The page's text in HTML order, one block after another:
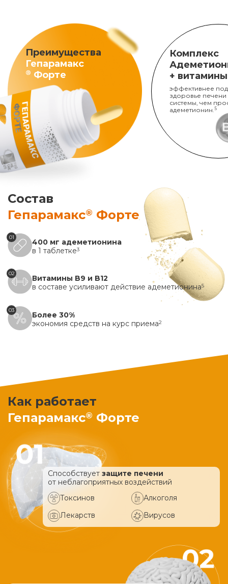
Преимущества
Гепарамакс
® Форте
Комплекс
+
эффективнее
здоровье печени
системы, чем
адеметионин. 5
Состав
Гепарамакс® Форте
01
400 мг адеметионина
в 1 таблетке3
02
Витамины B9 и B12
в составе усиливают действие адеметионина5
03
Более 30%
экономия средств на курс приема2
Как работает
Гепарамакс® Форте
Способствует защите печени
от неблагоприятных воздействий
Токсинов
Алкоголя
Лекарств
Вирусов